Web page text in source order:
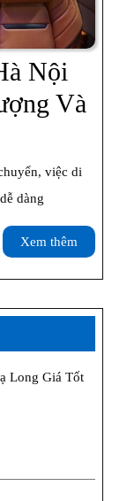
Nội
Và
việc di
dàng
Xem thêm
thêm
Long Giá Tốt